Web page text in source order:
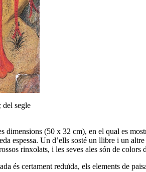
del segle
dimensions (50 x 32 cm), en el qual es
espessa. Un d’ells sosté un llibre i un
rinxolats, i les seves ales són de
és certament reduïda, els elements de